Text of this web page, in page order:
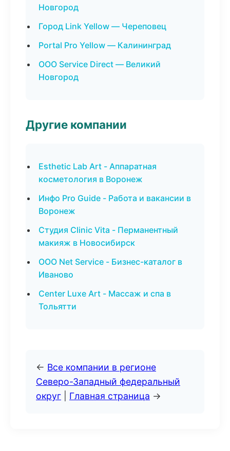
Новгород
Город Link Yellow — Череповец
Portal Pro Yellow — Калининград
ООО Service Direct — Великий
Новгород
Другие компании
Esthetic Lab Art - Аппаратная
косметология в Воронеж
Инфо Pro Guide - Работа и вакансии в
Воронеж
Студия Clinic Vita - Перманентный
макияж в Новосибирск
ООО Net Service - Бизнес-каталог в
Иваново
Center Luxe Art - Массаж и спа в
Тольятти
← Все компании в регионе
Северо-Западный федеральный
округ
Главная страница →